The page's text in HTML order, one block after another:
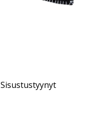
Sisustustyynyt